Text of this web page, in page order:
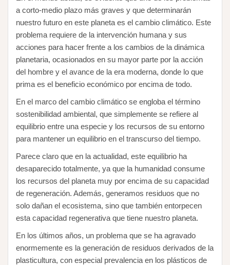
a corto-medio plazo más graves y que determinarán
nuestro futuro en este planeta es el cambio climático. Este
problema requiere de la intervención humana y sus
acciones para hacer frente a los cambios de la dinámica
planetaria, ocasionados en su mayor parte por la acción
del hombre y el avance de la era moderna, donde lo que
prima es el beneficio económico por encima de todo.
En el marco del cambio climático se engloba el término
sostenibilidad ambiental, que simplemente se refiere al
equilibrio entre una especie y los recursos de su entorno
para mantener un equilibrio en el transcurso del tiempo.
Parece claro que en la actualidad, este equilibrio ha
desaparecido totalmente, ya que la humanidad consume
los recursos del planeta muy por encima de su capacidad
de regeneración. Además, generamos residuos que no
solo dañan el ecosistema, sino que también entorpecen
esta capacidad regenerativa que tiene nuestro planeta.
En los últimos años, un problema que se ha agravado
enormemente es la generación de residuos derivados de la
plasticultura, con especial prevalencia en los plásticos de